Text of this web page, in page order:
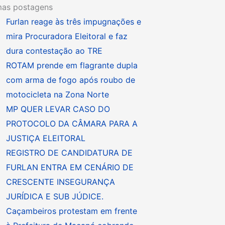
postagens
Furlan reage às três impugnações e
mira Procuradora Eleitoral e faz
dura contestação ao TRE
ROTAM prende em flagrante dupla
com arma de fogo após roubo de
motocicleta na Zona Norte
MP QUER LEVAR CASO DO
PROTOCOLO DA CÂMARA PARA A
JUSTIÇA ELEITORAL
REGISTRO DE CANDIDATURA DE
FURLAN ENTRA EM CENÁRIO DE
CRESCENTE INSEGURANÇA
JURÍDICA E SUB JÚDICE.
Caçambeiros protestam em frente